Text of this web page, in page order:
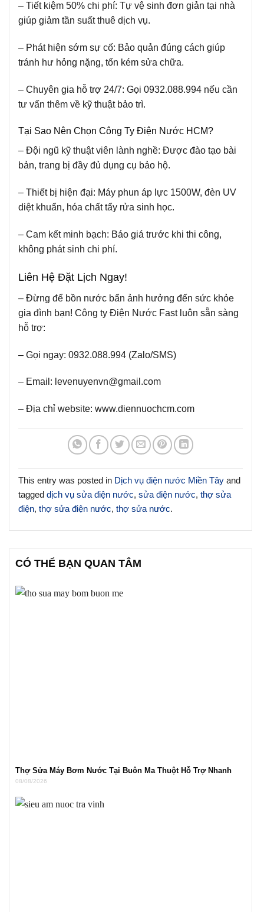
– Tiết kiệm 50% chi phí: Tự vệ sinh đơn giản tại nhà
giúp giảm tần suất thuê dịch vụ.
– Phát hiện sớm sự cố: Bảo quản đúng cách giúp
tránh hư hỏng nặng, tốn kém sửa chữa.
– Chuyên gia hỗ trợ 24/7: Gọi 0932.088.994 nếu cần
tư vấn thêm về kỹ thuật bảo trì.
Tại Sao Nên Chọn Công Ty Điện Nước HCM?
– Đội ngũ kỹ thuật viên lành nghề: Được đào tạo bài
bản, trang bị đầy đủ dụng cụ bảo hộ.
– Thiết bị hiện đại: Máy phun áp lực 1500W, đèn UV
diệt khuẩn, hóa chất tẩy rửa sinh học.
– Cam kết minh bạch: Báo giá trước khi thi công,
không phát sinh chi phí.
Liên Hệ Đặt Lịch Ngay!
– Đừng để bồn nước bẩn ảnh hưởng đến sức khỏe
gia đình bạn! Công ty Điện Nước Fast luôn sẵn sàng
hỗ trợ:
– Gọi ngay: 0932.088.994 (Zalo/SMS)
– Email: levenuyenvn@gmail.com
– Địa chỉ website: www.diennuochcm.com
This entry was posted in Dịch vụ điện nước Miền Tây and
tagged dịch vụ sửa điện nước, sửa điện nước, thợ sửa
điện, thợ sửa điện nước, thợ sửa nước.
CÓ THỂ BẠN QUAN TÂM
Thợ Sửa Máy Bơm Nước Tại Buôn Ma Thuột Hỗ Trợ Nhanh
08/08/2026